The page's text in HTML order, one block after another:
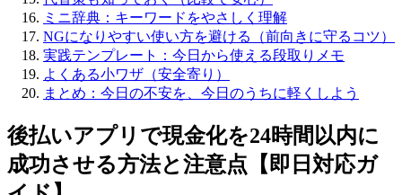
ミニ辞典：キーワードをやさしく理解
NGになりやすい使い方を避ける（前向きに守るコツ）
実践テンプレート：今日から使える段取りメモ
よくある小ワザ（安全寄り）
まとめ：今日の不安を、今日のうちに軽くしよう
後払いアプリで現金化を24時間以内に
成功させる方法と注意点【即日対応ガ